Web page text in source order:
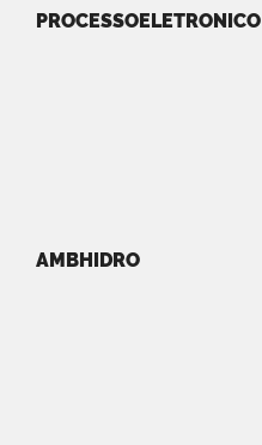
PROCESSOELETRONICO
AMBHIDRO